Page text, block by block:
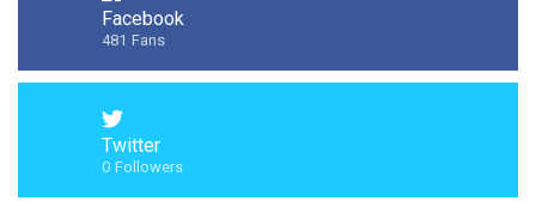
Facebook
481 Fans
Twitter
0 Followers